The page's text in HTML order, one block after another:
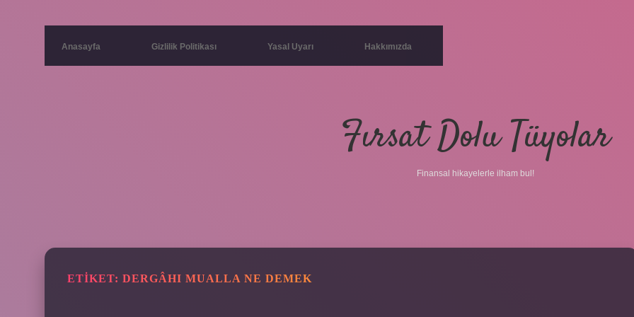
Anasayfa Gizlilik Politikası Yasal Uyarı Hakkımızda
Fırsat Dolu Tüyolar
Finansal hikayelerle ilham bul!
ETIKET: DERGÂHI MUALLA NE DEMEK